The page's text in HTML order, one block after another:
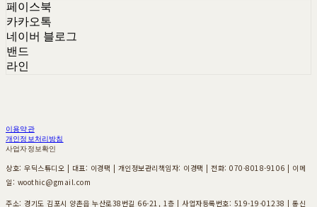
페이스북
카카오톡
네이버 블로그
밴드
라인
이용약관
개인정보처리방침
사업자정보확인
상호: 우딕스튜디오 | 대표: 이경택 | 개인정보관리책임자: 이경택 | 전화: 070-8018-9106 | 이메
일: woothic@gmail.com
주소: 경기도 김포시 양촌읍 누산로38번길 66-21, 1층 | 사업자등록번호: 519-19-01238 | 통신